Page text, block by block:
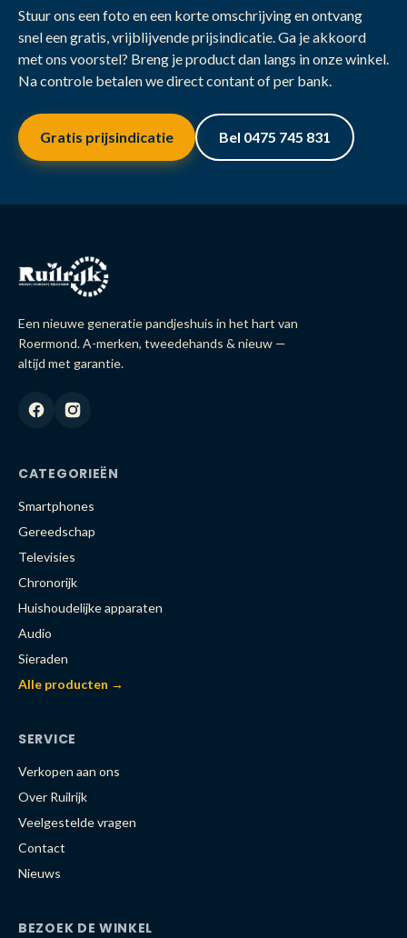
Stuur ons een foto en een korte omschrijving en ontvang
snel een gratis, vrijblijvende prijsindicatie. Ga je akkoord
met ons voorstel? Breng je product dan langs in onze winkel.
Na controle betalen we direct contant of per bank.
Gratis prijsindicatie Bel 0475 745 831
Een nieuwe generatie pandjeshuis in het hart van
Roermond. A-merken, tweedehands & nieuw —
altijd met garantie.
CATEGORIEËN
Smartphones
Gereedschap
Televisies
Chronorijk
Huishoudelijke apparaten
Audio
Sieraden
Alle producten →
SERVICE
Verkopen aan ons
Over Ruilrijk
Veelgestelde vragen
Contact
Nieuws
BEZOEK DE WINKEL